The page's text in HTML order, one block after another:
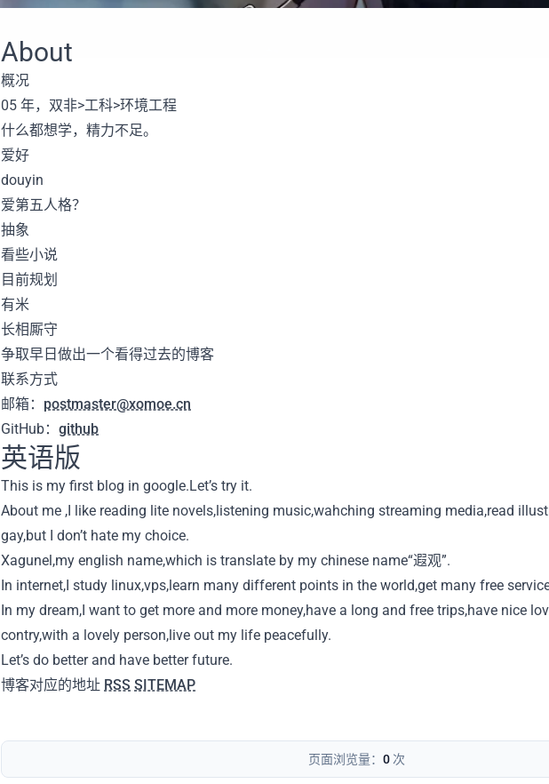
About
概况
05 年，双非>工科>环境工程
什么都想学，精力不足。
爱好
douyin
爱第五人格？
抽象
看些小说
目前规划
有米
长相厮守
争取早日做出一个看得过去的博客
联系方式
邮箱： postmaster@xomoe.cn
GitHub： github
英语版
This is my first blog in google.Let’s try it.
About me ,I like reading lite novels,listening music,wahching streaming media,read
gay,but I don’t hate my choice.
Xagunel,my english name,which is translate by my chinese name“遐观”.
In internet,I study linux,vps,learn many different points in the world,get many free
In my dream,I want to get more and more money,have a long and free trips,have nice
contry,with a lovely person,live out my life peacefully.
Let’s do better and have better future.
博客对应的地址 RSS SITEMAP
页面浏览量： 0次